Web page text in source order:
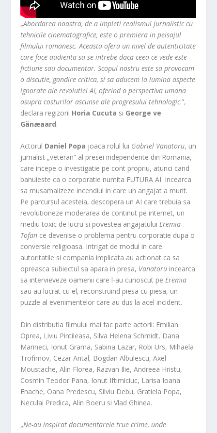
„Abordarea noastra, de a impleti realismul jurnalistic cu
tehnicile cinematografice, este o premiera in peisajul
filmului romanesc. Aceasta ofera un nivel de autenticitate
care face audienta sa se intrebe daca ceea ce vede este
fictiune sau documentar. Scopul nostru este sa provocam
o discutie, gandire critica, si sa aducem la lumina aspecte
ignorate ale revolutiei AI, oferind o perspectiva umana
asupra costurilor ascunse ale progresului tehnologic.”,
declara regizorii Horia Cucuta si George ve
Gänæaard.
Actorul Daniel Popa joaca rolul lui Gabriel Vanatoru, un
jurnalist „veteran” al presei independente din Romania,
care incepe o investigatie pe cont propriu, atunci cand
banuieste ca o corporatie numita FUTURA AI incearca
sa musamalizeze incendiul in care un angajat a murit.
Pe parcursul acesteia, descopera un AI care trebuia sa
revolutioneze moderarea de continut pe internet, un
mediu toxic de lucru si povestea angajatuluiEremia
Tofan ce devenise o problema pentru corporatie dupa o
conversie religioasa. Intrigat de modul in care
autoritatile si compania implicata au actionat ca sa
opreasca subiectul sa apara in presa, Vanatoru incearca
sa intervieveze oamenii care l-au cunoscut peEremia
sau au lucrat cu el, reconstruind piesa cu piesa, un
puzzle al evenimentelor care au dus la acel incident.
Din distributia filmului mai fac parte actorii: Emilian
Oprea, Liviu Pintileasa, Silva Helena Schmidt, Dana
Marineci, Ionut Grama, Sabina Lazar, Robi Urs, Mihaela
Trofimov, Cezar Antal, Bogdan Albulescu, Axel
Moustache, Alin Florea, Razvan Ilie, Andreea Hristu,
Cosmin Teodor Pana, Ionut Iftimiciuc, Larisa Ioana
Enache, Oana Predescu, Silviu Debu, Gratiela Popa,
Neculai Predica, Alin Boeru si Vlad Ghinea.
„Ne-au inspirat documentarele true crime, unde